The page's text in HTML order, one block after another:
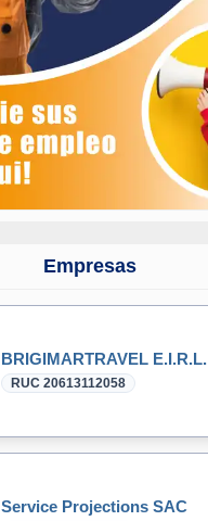
Empresas
BRIGIMARTRAVEL E.I.R.L.
RUC 20613112058
Service Projections SAC